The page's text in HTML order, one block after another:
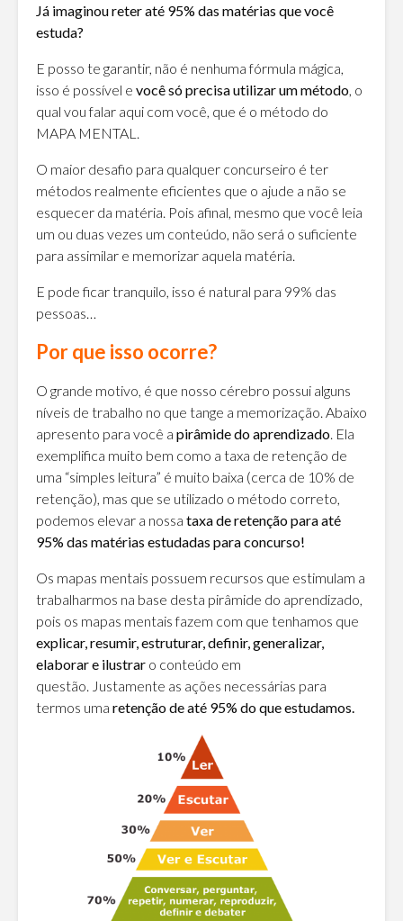
Já imaginou reter até 95% das matérias que você
estuda?
E posso te garantir, não é nenhuma fórmula mágica,
isso é possível e você só precisa utilizar um método , o
qual vou falar aqui com você, que é o método do
MAPA MENTAL.
O maior desafio para qualquer concurseiro é ter
métodos realmente eficientes que o ajude a não se
esquecer da matéria. Pois afinal, mesmo que você leia
um ou duas vezes um conteúdo, não será o suficiente
para assimilar e memorizar aquela matéria.
E pode ficar tranquilo, isso é natural para 99% das
pessoas…
Por que isso ocorre?
O grande motivo, é que nosso cérebro possui alguns
níveis de trabalho no que tange a memorização. Abaixo
apresento para você a pirâmide do aprendizado . Ela
exemplifica muito bem como a taxa de retenção de
uma “simples leitura” é muito baixa (cerca de 10% de
retenção), mas que se utilizado o método correto,
podemos elevar a nossa taxa de retenção para até
95% das matérias estudadas para concurso!
Os mapas mentais possuem recursos que estimulam a
trabalharmos na base desta pirâmide do aprendizado,
pois os mapas mentais fazem com que tenhamos que
explicar, resumir, estruturar, definir, generalizar,
elaborar e ilustrar o conteúdo em
questão. Justamente as ações necessárias para
termos uma retenção de até 95% do que estudamos.